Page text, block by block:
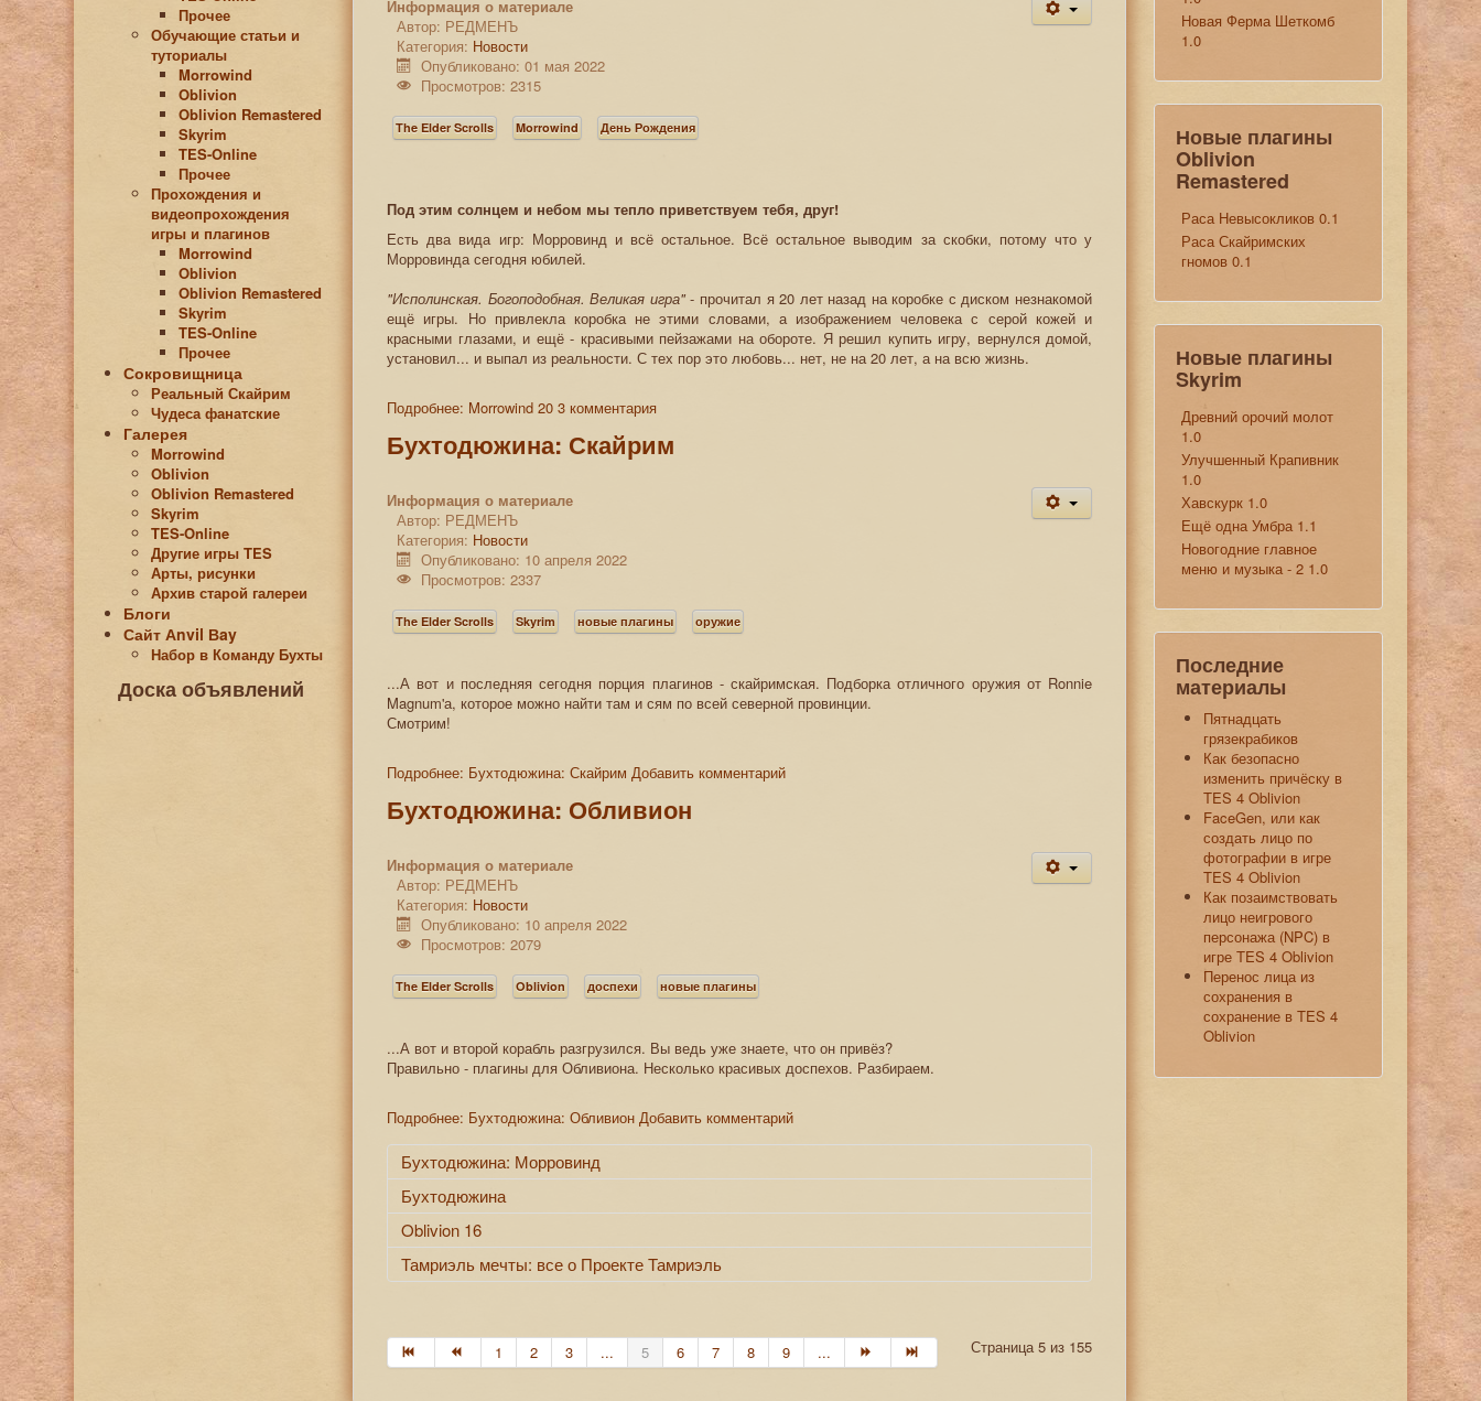
Прочее
Обучающие статьи и
туториалы
Morrowind
Oblivion
Oblivion Remastered
Skyrim
TES-Online
Прочее
Прохождения и
видеопрохождения
игры и плагинов
Morrowind
Oblivion
Oblivion Remastered
Skyrim
TES-Online
Прочее
Сокровищница
Реальный Скайрим
Чудеса фанатские
Галерея
Morrowind
Oblivion
Oblivion Remastered
Skyrim
TES-Online
Другие игры TES
Арты, рисунки
Архив старой галереи
Блоги
Сайт Аnvil Вay
Набор в Команду Бухты
Доска объявлений
Информация о материале
Автор: РЕДМЕНЪ
Категория: Новости
Опубликовано: 01 мая 2022
Просмотров: 2315
The Elder Scrolls Morrowind День Рождения
Под этим солнцем и небом мы тепло приветствуем тебя, друг!
Есть два вида игр: Морровинд и всё остальное. Всё остальное выводим за скобки, потому что у
Морровинда сегодня юбилей.
"Исполинская. Богоподобная. Великая игра"- прочитал я 20 лет назад на коробке с диском незнакомой
ещё игры. Но привлекла коробка не этими словами, а изображением человека с серой кожей и
красными глазами, и ещё - красивыми пейзажами на обороте. Я решил купить игру, вернулся домой,
установил... и выпал из реальности. С тех пор это любовь... нет, не на 20 лет, а на всю жизнь.
Подробнее: Morrowind 20 3 комментария
Бухтодюжина: Скайрим
Информация о материале
Автор: РЕДМЕНЪ
Категория: Новости
Опубликовано: 10 апреля 2022
Просмотров: 2337
The Elder Scrolls Skyrim новые плагины оружие
...А вот и последняя сегодня порция плагинов - скайримская. Подборка отличного оружия от Ronnie
Magnum'а, которое можно найти там и сям по всей северной провинции.
Смотрим!
Подробнее: Бухтодюжина: Скайрим Добавить комментарий
Бухтодюжина: Обливион
Информация о материале
Автор: РЕДМЕНЪ
Категория: Новости
Опубликовано: 10 апреля 2022
Просмотров: 2079
The Elder Scrolls Oblivion доспехи новые плагины
...А вот и второй корабль разгрузился. Вы ведь уже знаете, что он привёз?
Правильно - плагины для Обливиона. Несколько красивых доспехов. Разбираем.
Подробнее: Бухтодюжина: Обливион Добавить комментарий
Бухтодюжина: Морровинд
Бухтодюжина
Oblivion 16
Тамриэль мечты: все о Проекте Тамриэль
Страница 5 из 155
1 2 3 ... 5 6 7 8 9 ...
Новая Ферма Шеткомб
1.0
Новые плагины
Oblivion
Remastered
Раса Невысокликов 0.1
Раса Скайримских
гномов 0.1
Новые плагины
Skyrim
Древний орочий молот
1.0
Улучшенный Крапивник
1.0
Хавскурк 1.0
Ещё одна Умбра 1.1
Новогодние главное
меню и музыка - 2 1.0
Последние
материалы
Пятнадцать
грязекрабиков
Как безопасно
изменить причёску в
TES 4 Oblivion
FaceGen, или как
создать лицо по
фотографии в игре
TES 4 Oblivion
Как позаимствовать
лицо неигрового
персонажа (NPC) в
игре TES 4 Oblivion
Перенос лица из
сохранения в
сохранение в TES 4
Oblivion